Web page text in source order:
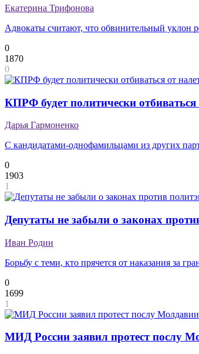
Екатерина Трифонова
Адвокаты считают, что обвинительный уклон
0
1870
0
КПРФ будет политически
Дарья Гармоненко
С кандидатами-однофамильцами из других
0
1903
1
Депутаты не забыли о законах
Иван Родин
Борьбу с теми, кто прячется от наказания за
0
1699
1
МИД России заявил протест послу